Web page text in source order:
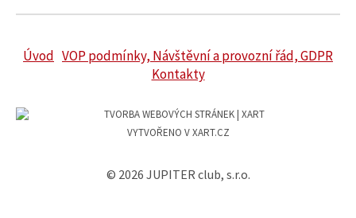
Úvod VOP podmínky, Návštěvní a provozní řád, GDPR
Kontakty
VYTVOŘENO V XART.CZ
© 2026 JUPITER club, s.r.o.